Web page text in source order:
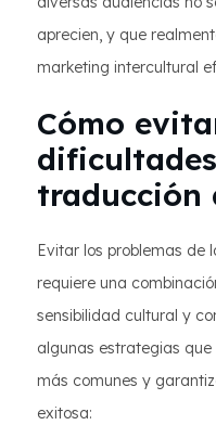
aprecien, y que
marketing intercultural
Cómo
traducción
Evitar los problemas de
requiere una
sensibilidad cultural y
algunas estrategias
más comunes y
exitosa: